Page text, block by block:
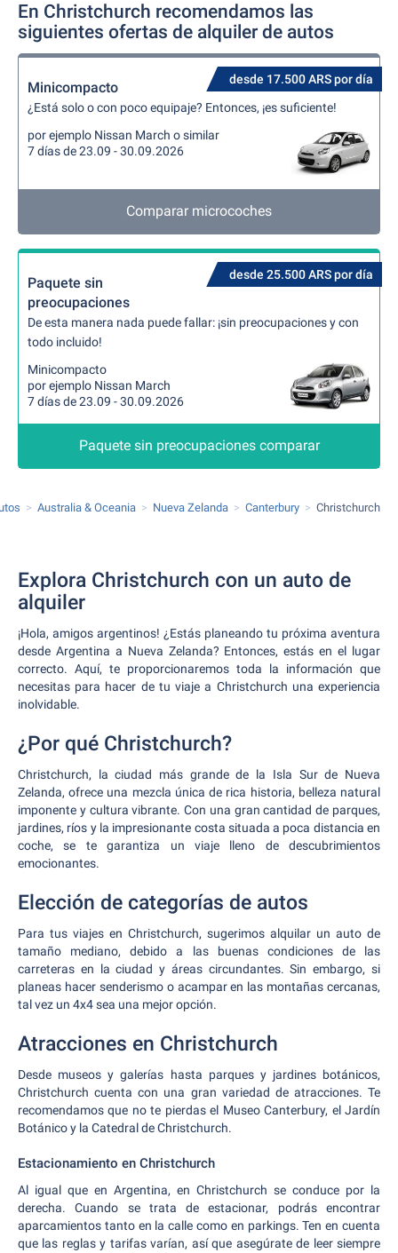
En Christchurch recomendamos las
siguientes ofertas de alquiler de autos
desde 17.500 ARS por día
Minicompacto
¿Está solo o con poco equipaje? Entonces, ¡es suficiente!
por ejemplo Nissan March o similar
7 días de 23.09 - 30.09.2026
Comparar microcoches
desde 25.500 ARS por día
Paquete sin
preocupaciones
De esta manera nada puede fallar: ¡sin preocupaciones y con
todo incluido!
Minicompacto
por ejemplo Nissan March
7 días de 23.09 - 30.09.2026
Paquete sin preocupaciones comparar
Australia & Oceania Nueva Zelanda Canterbury Christchurch
Explora Christchurch con un auto de
alquiler
¡Hola, amigos argentinos! ¿Estás planeando tu próxima aventura
desde Argentina a Nueva Zelanda? Entonces, estás en el lugar
correcto. Aquí, te proporcionaremos toda la información que
necesitas para hacer de tu viaje a Christchurch una experiencia
inolvidable.
¿Por qué Christchurch?
Christchurch, la ciudad más grande de la Isla Sur de Nueva
Zelanda, ofrece una mezcla única de rica historia, belleza natural
imponente y cultura vibrante. Con una gran cantidad de parques,
jardines, ríos y la impresionante costa situada a poca distancia en
coche, se te garantiza un viaje lleno de descubrimientos
emocionantes.
Elección de categorías de autos
Para tus viajes en Christchurch, sugerimos alquilar un auto de
tamaño mediano, debido a las buenas condiciones de las
carreteras en la ciudad y áreas circundantes. Sin embargo, si
planeas hacer senderismo o acampar en las montañas cercanas,
tal vez un 4x4 sea una mejor opción.
Atracciones en Christchurch
Desde museos y galerías hasta parques y jardines botánicos,
Christchurch cuenta con una gran variedad de atracciones. Te
recomendamos que no te pierdas el Museo Canterbury, el Jardín
Botánico y la Catedral de Christchurch.
Estacionamiento en Christchurch
Al igual que en Argentina, en Christchurch se conduce por la
derecha. Cuando se trata de estacionar, podrás encontrar
aparcamientos tanto en la calle como en parkings. Ten en cuenta
que las reglas y tarifas varían, así que asegúrate de leer siempre